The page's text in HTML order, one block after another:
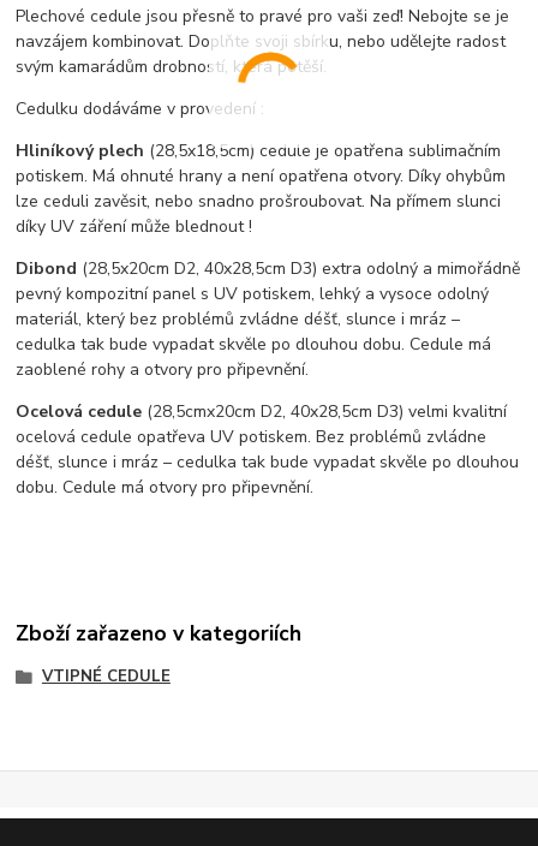
Plechové cedule jsou přesně to pravé pro vaši zeď! Nebojte se je
navzájem kombinovat. Doplňte svoji sbírku, nebo udělejte radost
svým kamarádům drobností, která potěší.
Cedulku dodáváme v provedení :
Hliníkový plech (28,5x18,5cm) cedule je opatřena sublimačním
potiskem. Má ohnuté hrany a není opatřena otvory. Díky ohybům
lze ceduli zavěsit, nebo snadno prošroubovat. Na přímem slunci
díky UV záření může blednout !
Dibond (28,5x20cm D2, 40x28,5cm D3) extra odolný a mimořádně
pevný kompozitní panel s UV potiskem, lehký a vysoce odolný
materiál, který bez problémů zvládne déšť, slunce i mráz –
cedulka tak bude vypadat skvěle po dlouhou dobu. Cedule má
zaoblené rohy a otvory pro připevnění.
Ocelová cedule (28,5cmx20cm D2, 40x28,5cm D3) velmi kvalitní
ocelová cedule opatřeva UV potiskem. Bez problémů zvládne
déšť, slunce i mráz – cedulka tak bude vypadat skvěle po dlouhou
dobu. Cedule má otvory pro připevnění.
Zboží zařazeno v kategoriích
VTIPNÉ CEDULE